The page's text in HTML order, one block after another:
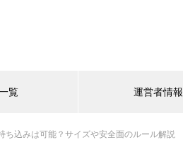
覧 運営者情報
ち込みは可能？サイズや安全面のルール解説